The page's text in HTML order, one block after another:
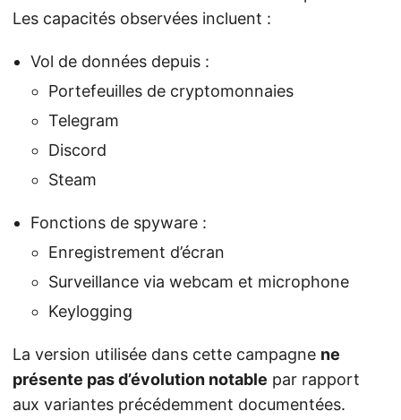
Les capacités observées incluent :
Vol de données depuis :
Portefeuilles de cryptomonnaies
Telegram
Discord
Steam
Fonctions de spyware :
Enregistrement d’écran
Surveillance via webcam et microphone
Keylogging
La version utilisée dans cette campagne ne
présente pas d’évolution notable par rapport
aux variantes précédemment documentées.